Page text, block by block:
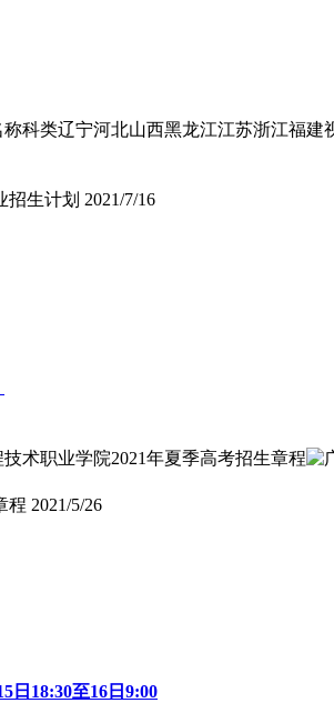
科类辽宁河北山西黑龙江江苏浙江福
招生计划 2021/7/16
程 2021/5/26
日18:30至16日9:00